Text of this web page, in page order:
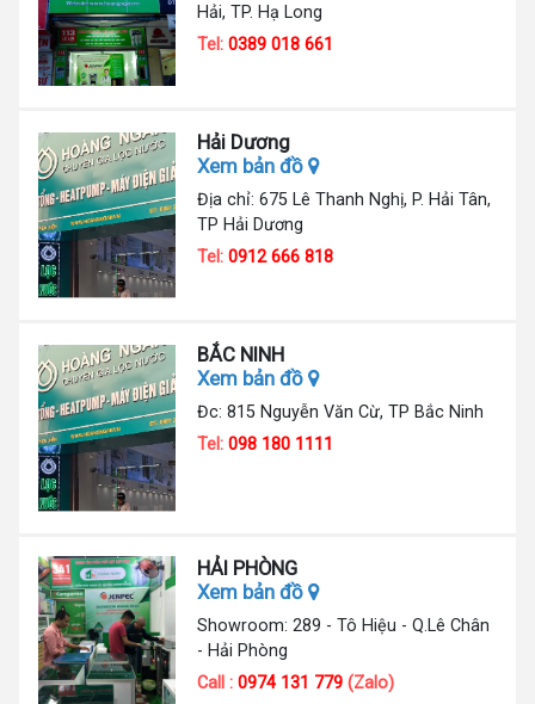
Hải, TP. Hạ Long
Tel:0389 018 661
Hải Dương
Xem bản đồ
Địa chỉ: 675 Lê Thanh Nghị, P. Hải Tân,
TP Hải Dương
Tel:0912 666 818
BẮC NINH
Xem bản đồ
Đc: 815 Nguyễn Văn Cừ, TP Bắc Ninh
Tel:098 180 1111
HẢI PHÒNG
Xem bản đồ
Showroom: 289 - Tô Hiệu - Q.Lê Chân
- Hải Phòng
Call :0974 131 779 (Zalo)